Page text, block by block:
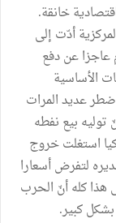
خانقة.
أدّت إلى
عاجزاعندفع
الأساسية
عديدالمرات
توليه بيع نفطه
استغلتخروج
لتفرضأسعارا
هذاكلهأنّ الحرب
بشكلكبير.